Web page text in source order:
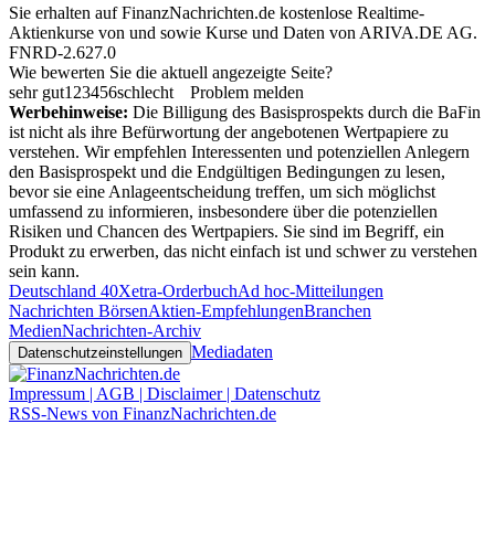
Sie erhalten auf FinanzNachrichten.de kostenlose Realtime-
Aktienkurse von und sowie Kurse und Daten von ARIVA.DE AG.
FNRD-2.627.0
Wie bewerten Sie die aktuell angezeigte Seite?
sehr gut1 23456schlecht
Problem melden
Werbehinweise: Die Billigung des Basisprospekts durch die BaFin
ist nicht als ihre Befürwortung der angebotenen Wertpapiere zu
verstehen. Wir empfehlen Interessenten und potenziellen Anlegern
den Basisprospekt und die Endgültigen Bedingungen zu lesen,
bevor sie eine Anlageentscheidung treffen, um sich möglichst
umfassend zu informieren, insbesondere über die potenziellen
Risiken und Chancen des Wertpapiers. Sie sind im Begriff, ein
Produkt zu erwerben, das nicht einfach ist und schwer zu verstehen
sein kann.
Deutschland 40Xetra-OrderbuchAd hoc-Mitteilungen
Nachrichten BörsenAktien-EmpfehlungenBranchen
MedienNachrichten-Archiv
Datenschutzeinstellungen Mediadaten
Impressum | AGB | Disclaimer | Datenschutz
RSS-News von FinanzNachrichten.de